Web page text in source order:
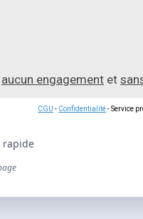
aucun engagement et
CGU - Confidentialité- Service
rapide